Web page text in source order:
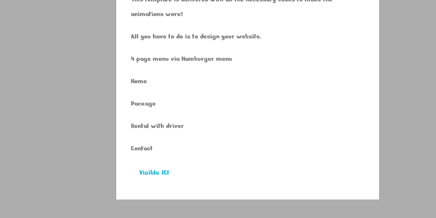
animations work!
All you have to do is to design your website.
4 page menu via Hamburger menu
Home
Package
Rental with driver
Contact
Visible ICI